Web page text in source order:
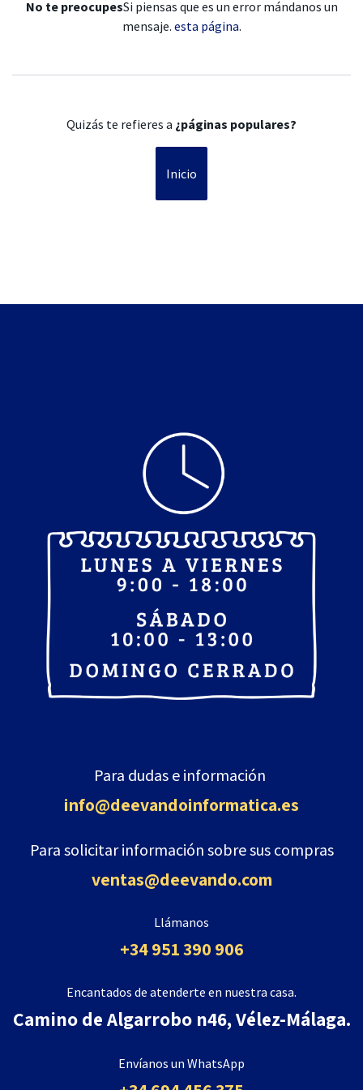
No te preocupesSi piensas que es un error mándanos un
mensaje. esta página.
Quizás te refieres a ¿páginas populares?
Inicio
Para dudas e información
info@deevandoinformatica.es
Para solicitar información sobre sus compras
ventas@deevando.com
Llámanos
+34 951 390 906
Encantados de atenderte en nuestra casa.
Camino de Algarrobo n46, Vélez-Málaga.
Envíanos un WhatsApp